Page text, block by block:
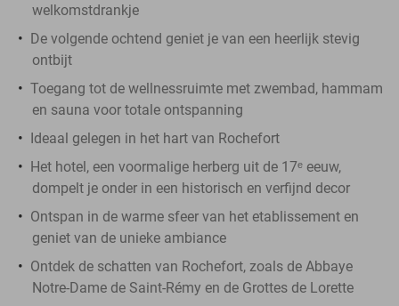
welkomstdrankje
De volgende ochtend geniet je van een heerlijk stevig
ontbijt
Toegang tot de wellnessruimte met zwembad, hammam
en sauna voor totale ontspanning
Ideaal gelegen in het hart van Rochefort
Het hotel, een voormalige herberg uit de 17ᵉ eeuw,
dompelt je onder in een historisch en verfijnd decor
Ontspan in de warme sfeer van het etablissement en
geniet van de unieke ambiance
Ontdek de schatten van Rochefort, zoals de Abbaye
Notre-Dame de Saint-Rémy en de Grottes de Lorette